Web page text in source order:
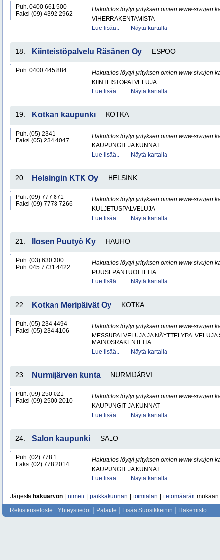
Puh. 0400 661 500
Faksi (09) 4392 2962
Hakutulos löytyi yrityksen omien www-sivujen
VIHERRAKENTAMISTA
Lue lisää..
Näytä kartalla
18. Kiinteistöpalvelu Räsänen Oy ESPOO
Puh. 0400 445 884
Hakutulos löytyi yrityksen omien www-sivujen
KIINTEISTÖPALVELUJA
Lue lisää..
Näytä kartalla
19. Kotkan kaupunki KOTKA
Puh. (05) 2341
Faksi (05) 234 4047
Hakutulos löytyi yrityksen omien www-sivujen
KAUPUNGIT JA KUNNAT
Lue lisää..
Näytä kartalla
20. Helsingin KTK Oy HELSINKI
Puh. (09) 777 871
Faksi (09) 7778 7266
Hakutulos löytyi yrityksen omien www-sivujen
KULJETUSPALVELUJA
Lue lisää..
Näytä kartalla
21. Ilosen Puutyö Ky HAUHO
Puh. (03) 630 300
Puh. 045 7731 4422
Hakutulos löytyi yrityksen omien www-sivujen
PUUSEPÄNTUOTTEITA
Lue lisää..
Näytä kartalla
22. Kotkan Meripäivät Oy KOTKA
Puh. (05) 234 4494
Faksi (05) 234 4106
Hakutulos löytyi yrityksen omien www-sivujen
MESSUPALVELUJA JA NÄYTTELYPALVELUJA
MAINOSRAKENTEITA
Lue lisää..
Näytä kartalla
23. Nurmijärven kunta NURMIJÄRVI
Puh. (09) 250 021
Faksi (09) 2500 2010
Hakutulos löytyi yrityksen omien www-sivujen
KAUPUNGIT JA KUNNAT
Lue lisää..
Näytä kartalla
24. Salon kaupunki SALO
Puh. (02) 778 1
Faksi (02) 778 2014
Hakutulos löytyi yrityksen omien www-sivujen
KAUPUNGIT JA KUNNAT
Lue lisää..
Näytä kartalla
Järjestä hakuarvon nimen paikkakunnan toimialan tietomäärän mukaan
Rekisteriseloste Yhteystiedot Palaute Lisää Suosikkeihin Hakemisto